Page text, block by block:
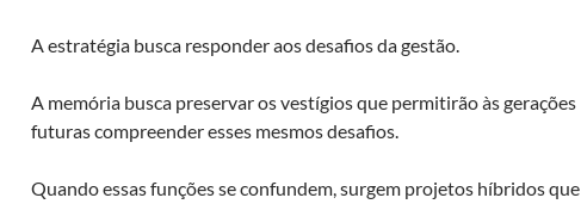
A estratégia busca responder aos desafios da gestão.
A memória busca preservar os vestígios que permitirão às gerações
futuras compreender esses mesmos desafios.
Quando essas funções se confundem, surgem projetos híbridos que